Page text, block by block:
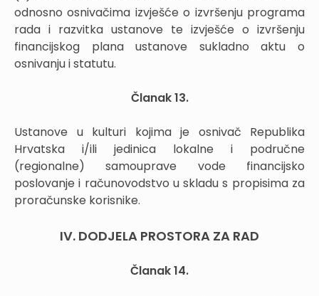
odnosno osnivačima izvješće o izvršenju programa
rada i razvitka ustanove te izvješće o izvršenju
financijskog plana ustanove sukladno aktu o
osnivanju i statutu.
Članak 13.
Ustanove u kulturi kojima je osnivač Republika
Hrvatska i/ili jedinica lokalne i područne
(regionalne) samouprave vode financijsko
poslovanje i računovodstvo u skladu s propisima za
proračunske korisnike.
IV. DODJELA PROSTORA ZA RAD
Članak 14.